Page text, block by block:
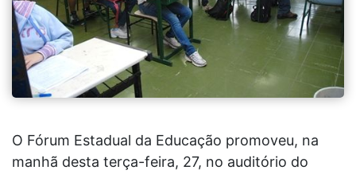
O Fórum Estadual da Educação promoveu, na
manhã desta terça-feira, 27, no auditório do